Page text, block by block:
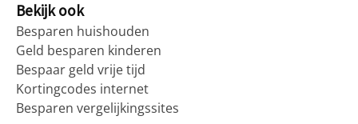
Bekijk ook
Besparen huishouden
Geld besparen kinderen
Bespaar geld vrije tijd
Kortingcodes internet
Besparen vergelijkingssites